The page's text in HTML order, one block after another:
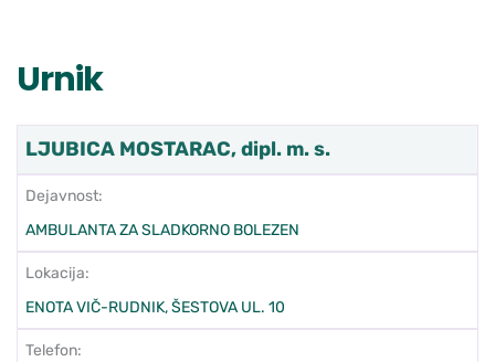
Urnik
LJUBICA MOSTARAC, dipl. m. s.
Dejavnost:
AMBULANTA ZA SLADKORNO BOLEZEN
Lokacija:
ENOTA VIČ-RUDNIK, ŠESTOVA UL. 10
Telefon: